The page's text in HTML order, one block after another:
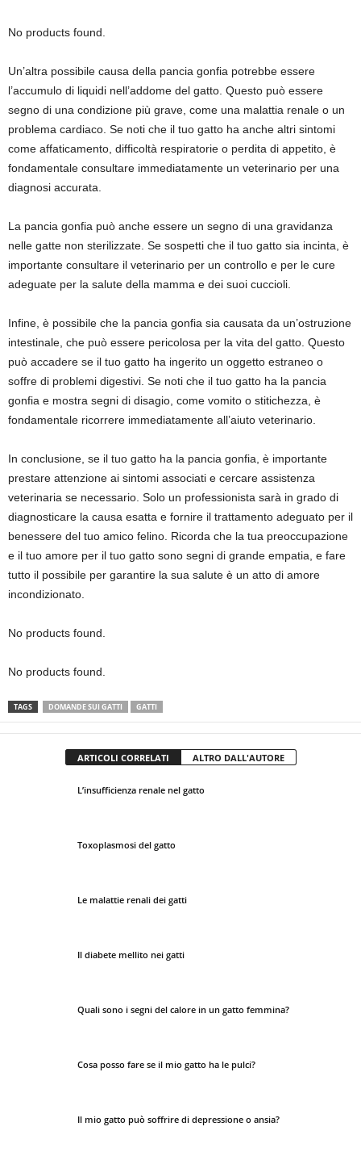
No products found.
Un’altra possibile causa della pancia gonfia potrebbe essere
l’accumulo di liquidi nell’addome del gatto. Questo può essere
segno di una condizione più grave, come una malattia renale o un
problema cardiaco. Se noti che il tuo gatto ha anche altri sintomi
come affaticamento, difficoltà respiratorie o perdita di appetito, è
fondamentale consultare immediatamente un veterinario per una
diagnosi accurata.
La pancia gonfia può anche essere un segno di una gravidanza
nelle gatte non sterilizzate. Se sospetti che il tuo gatto sia incinta, è
importante consultare il veterinario per un controllo e per le cure
adeguate per la salute della mamma e dei suoi cuccioli.
Infine, è possibile che la pancia gonfia sia causata da un’ostruzione
intestinale, che può essere pericolosa per la vita del gatto. Questo
può accadere se il tuo gatto ha ingerito un oggetto estraneo o
soffre di problemi digestivi. Se noti che il tuo gatto ha la pancia
gonfia e mostra segni di disagio, come vomito o stitichezza, è
fondamentale ricorrere immediatamente all’aiuto veterinario.
In conclusione, se il tuo gatto ha la pancia gonfia, è importante
prestare attenzione ai sintomi associati e cercare assistenza
veterinaria se necessario. Solo un professionista sarà in grado di
diagnosticare la causa esatta e fornire il trattamento adeguato per il
benessere del tuo amico felino. Ricorda che la tua preoccupazione
e il tuo amore per il tuo gatto sono segni di grande empatia, e fare
tutto il possibile per garantire la sua salute è un atto di amore
incondizionato.
No products found.
No products found.
TAGS DOMANDE SUI GATTI GATTI
ARTICOLI CORRELATI ALTRO DALL'AUTORE
L’insufficienza renale nel gatto
Toxoplasmosi del gatto
Le malattie renali dei gatti
Il diabete mellito nei gatti
Quali sono i segni del calore in un gatto femmina?
Cosa posso fare se il mio gatto ha le pulci?
Il mio gatto può soffrire di depressione o ansia?